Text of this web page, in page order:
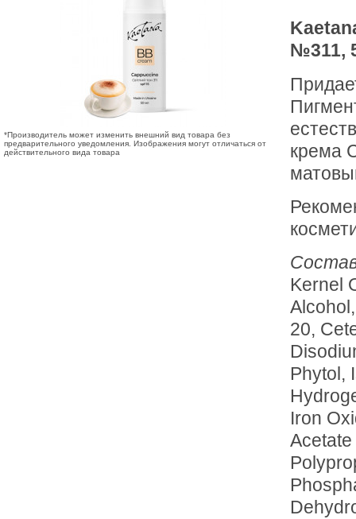
*Производитель может изменить внешний вид товара без
предварительного уведомления. Изображения могут отличаться от
действительного вида товара
№311,
крема
Kernel
20,
Phytol,
Iron